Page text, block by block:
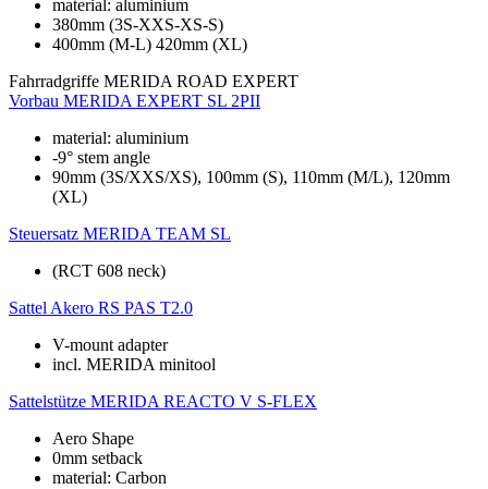
material: aluminium
380mm (3S-XXS-XS-S)
400mm (M-L) 420mm (XL)
Fahrradgriffe MERIDA ROAD EXPERT
Vorbau MERIDA EXPERT SL 2PII
material: aluminium
-9° stem angle
90mm (3S/XXS/XS), 100mm (S), 110mm (M/L), 120mm
(XL)
Steuersatz MERIDA TEAM SL
(RCT 608 neck)
Sattel Akero RS PAS T2.0
V-mount adapter
incl. MERIDA minitool
Sattelstütze MERIDA REACTO V S-FLEX
Aero Shape
0mm setback
material: Carbon